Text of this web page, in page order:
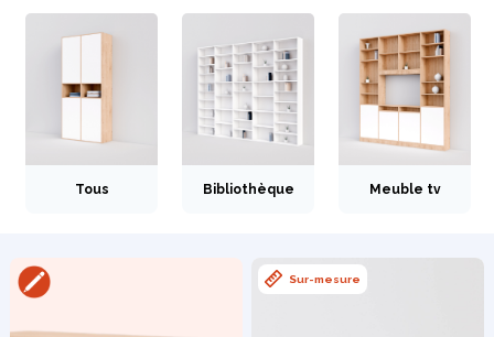
Bibliothèque Meuble tv Dressing
Tous Bibliothèque Meuble tv
Sur-mesure